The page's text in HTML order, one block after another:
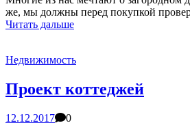
же, мы должны перед покупкой
Читать дальше
Недвижимость
Проект коттеджей
12.12.2017
0